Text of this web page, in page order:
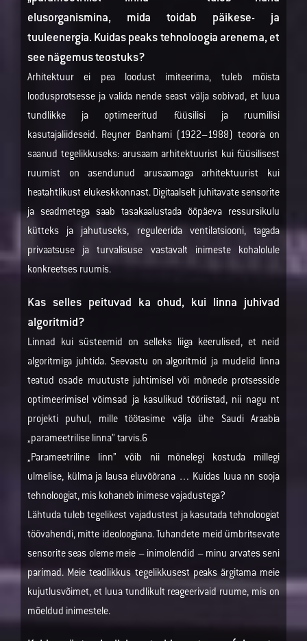
elusorganismina, mida toidab päikese- ja
tuuleenergia. Kuidas peaks tehnoloogia arenema, et
see nägemus teostuks?
Arhitektuur ei pea loodust imiteerima, tuleb mõista
loodusprotsesse ja valida nende seast välja sobivad, et luua
tundlikke ja optimeeritud füüsilisi ja ruumilisi
kasutajaliideseid. Reyner Banhami (1922–1988) teooria on
saanud tegelikkuseks: arusaam arhitektuurist kui füüsilisest
ruumist on asendunud arusaamaga arhitektuurist kui
heatahtlikust elukeskkonnast. Digitaalselt juhitavate sensorite
ja seadmetega saab tasakaalustada ööpäeva ressursikulu
kütteks ja jahutuseks, reguleerida ventilatsiooni, tagada
privaatsuse ja turvalisuse vastavalt inimeste kohalolule
konkreetses ruumis.
Kas selles peituvad ka ohud, kui linna juhivad
algoritmid?
Linnad kui süsteemid on selleks liiga keerulised, et neid
algoritmiga juhtida. Seevastu on algoritmid ja mudelid linna
teatud osade muutuste juhtimisel või mõnede protsesside
optimeerimisel võimsad ja kasulikud tööriistad, nii nagu nt
projekti puhul, mille töötasime välja ühe Saudi Araabia
„parameetrilise linna” tarvis.6
„Parameetriline linn” võib nii mõnelegi kostuda millegi
ulmelise, külma ja lausa eluvõõrana … Kuidas luua nn sooja
tehnoloogiat, mis kohaneb inimese vajadustega?
Lähtuda tuleb tegelikest vajadustest ja kasutada tehnoloogiat
töövahendi, mitte ideoloogiana. Tuhandete meid ümbritsevate
sensorite seas oleme meie – inim­olendid – minu arvates seni
parimad. Meie teadlikkus tegelikkusest peaks ärgitama meie
kujutlusvõimet, et luua tundlikult reageerivaid ruume, mis on
mõeldud inimestele.